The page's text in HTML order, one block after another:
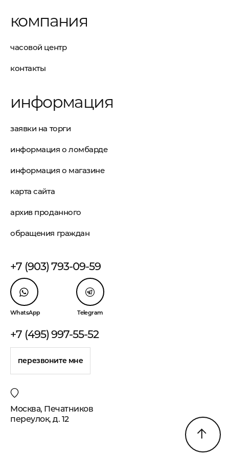
компания
часовой центр
контакты
информация
заявки на торги
информация о ломбарде
информация о магазине
карта сайта
архив проданного
обращения граждан
+7 (903) 793-09-59
WhatsApp Telegram
+7 (495) 997-55-52
перезвоните мне
Москва, Печатников
переулок, д. 12